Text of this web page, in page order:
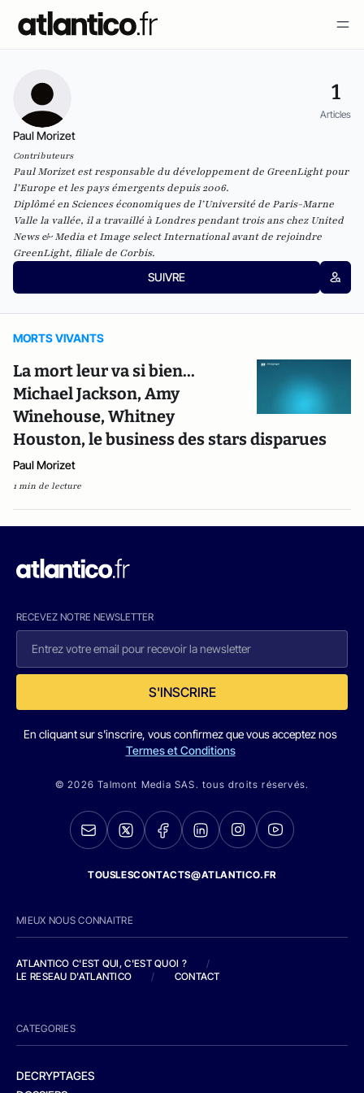
1
Articles
Paul Morizet
Contributeurs
Paul Morizet est responsable du développement de GreenLight pour
l’Europe et les pays émergents depuis 2006.
Diplômé en Sciences économiques de l’Université de Paris-Marne
Valle la vallée, il a travaillé à Londres pendant trois ans chez United
News & Media et Image select International avant de rejoindre
GreenLight, filiale de Corbis.
SUIVRE
MORTS VIVANTS
La mort leur va si bien...
Michael Jackson, Amy
Winehouse, Whitney
Houston, le business des stars disparues
Paul Morizet
1 min de lecture
RECEVEZ NOTRE NEWSLETTER
S'INSCRIRE
En cliquant sur s'inscrire, vous confirmez que vous acceptez nos
Termes et Conditions
© 2026 Talmont Media SAS. tous droits réservés.
TOUSLESCONTACTS@ATLANTICO.FR
MIEUX NOUS CONNAITRE
ATLANTICO C'EST QUI, C'EST QUOI ?
/
LE RESEAU D'ATLANTICO
/ CONTACT
CATEGORIES
DECRYPTAGES